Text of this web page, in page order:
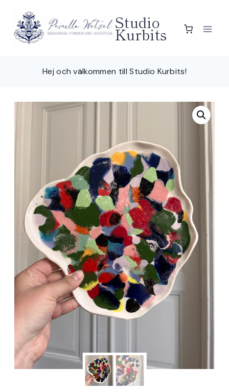
content
Studio
Kurbits
Hej och välkommen till Studio Kurbits!